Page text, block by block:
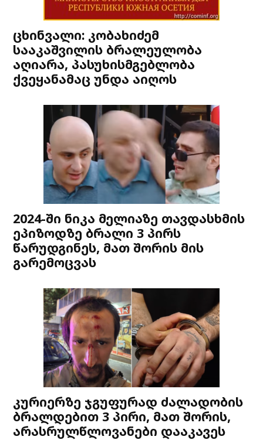
ცხინვალი: კობახიძემ
სააკაშვილის ბრალეულობა
აღიარა, პასუხისმგებლობა
ქვეყანამაც უნდა აიღოს
2024-ში ნიკა მელიაზე თავდასხმის
ეპიზოდზე ბრალი 3 პირს
წარუდგინეს, მათ შორის მის
გარემოცვას
კურიერზე ჯგუფურად ძალადობის
ბრალდებით 3 პირი, მათ შორის,
არასრულწლოვანები დააკავეს